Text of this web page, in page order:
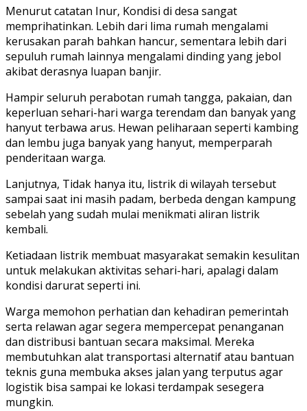
Menurut catatan Inur, Kondisi di desa sangat
memprihatinkan. Lebih dari lima rumah mengalami
kerusakan parah bahkan hancur, sementara lebih dari
sepuluh rumah lainnya mengalami dinding yang jebol
akibat derasnya luapan banjir.
Hampir seluruh perabotan rumah tangga, pakaian, dan
keperluan sehari-hari warga terendam dan banyak yang
hanyut terbawa arus. Hewan peliharaan seperti kambing
dan lembu juga banyak yang hanyut, memperparah
penderitaan warga.
Lanjutnya, Tidak hanya itu, listrik di wilayah tersebut
sampai saat ini masih padam, berbeda dengan kampung
sebelah yang sudah mulai menikmati aliran listrik
kembali.
Ketiadaan listrik membuat masyarakat semakin kesulitan
untuk melakukan aktivitas sehari-hari, apalagi dalam
kondisi darurat seperti ini.
Warga memohon perhatian dan kehadiran pemerintah
serta relawan agar segera mempercepat penanganan
dan distribusi bantuan secara maksimal. Mereka
membutuhkan alat transportasi alternatif atau bantuan
teknis guna membuka akses jalan yang terputus agar
logistik bisa sampai ke lokasi terdampak sesegera
mungkin.